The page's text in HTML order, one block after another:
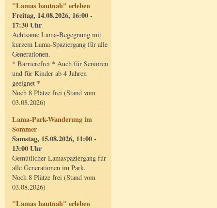
"Lamas hautnah" erleben
Freitag, 14.08.2026, 16:00 -
17:30 Uhr
Achtsame Lama-Begegnung mit
kurzem Lama-Spaziergang für alle
Generationen.
* Barrierefrei * Auch für Senioren
und für Kinder ab 4 Jahren
geeignet *
Noch 8 Plätze frei (Stand vom
03.08.2026)
Lama-Park-Wanderung im
Sommer
Samstag, 15.08.2026, 11:00 -
13:00 Uhr
Gemütlicher Lamaspaziergang für
alle Generationen im Park.
Noch 8 Plätze frei (Stand vom
03.08.2026)
"Lamas hautnah" erleben